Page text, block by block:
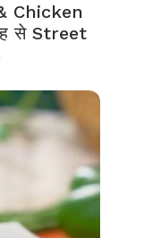
Chicken
से Street